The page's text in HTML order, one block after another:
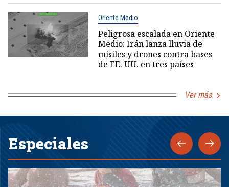
Oriente Medio
Peligrosa escalada en Oriente
Medio: Irán lanza lluvia de
misiles y drones contra bases
de EE. UU. en tres países
Ver más
Especiales